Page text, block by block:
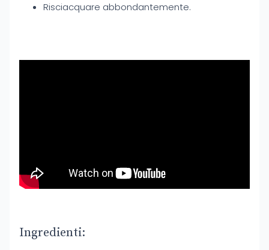
Risciacquare abbondantemente.
Ingredienti: